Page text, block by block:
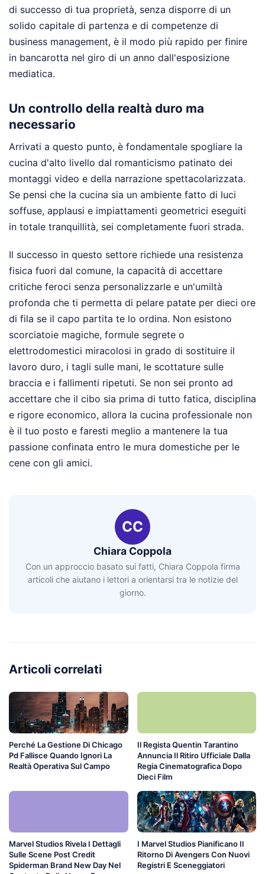
di successo di tua proprietà, senza disporre di un
solido capitale di partenza e di competenze di
business management, è il modo più rapido per finire
in bancarotta nel giro di un anno dall'esposizione
mediatica.
Un controllo della realtà duro ma
necessario
Arrivati a questo punto, è fondamentale spogliare la
cucina d'alto livello dal romanticismo patinato dei
montaggi video e della narrazione spettacolarizzata.
Se pensi che la cucina sia un ambiente fatto di luci
soffuse, applausi e impiattamenti geometrici eseguiti
in totale tranquillità, sei completamente fuori strada.
Il successo in questo settore richiede una resistenza
fisica fuori dal comune, la capacità di accettare
critiche feroci senza personalizzarle e un'umiltà
profonda che ti permetta di pelare patate per dieci ore
di fila se il capo partita te lo ordina. Non esistono
scorciatoie magiche, formule segrete o
elettrodomestici miracolosi in grado di sostituire il
lavoro duro, i tagli sulle mani, le scottature sulle
braccia e i fallimenti ripetuti. Se non sei pronto ad
accettare che il cibo sia prima di tutto fatica, disciplina
e rigore economico, allora la cucina professionale non
è il tuo posto e faresti meglio a mantenere la tua
passione confinata entro le mura domestiche per le
cene con gli amici.
CC
Chiara Coppola
Con un approccio basato sui fatti, Chiara Coppola firma
articoli che aiutano i lettori a orientarsi tra le notizie del
giorno.
Articoli correlati
Perché La Gestione Di Chicago
Pd Fallisce Quando Ignori La
Realtà Operativa Sul Campo
Il Regista Quentin Tarantino
Annuncia Il Ritiro Ufficiale Dalla
Regia Cinematografica Dopo
Dieci Film
Marvel Studios Rivela I Dettagli
Sulle Scene Post Credit
Spiderman Brand New Day Nel
I Marvel Studios Pianificano Il
Ritorno Di Avengers Con Nuovi
Registri E Sceneggiatori